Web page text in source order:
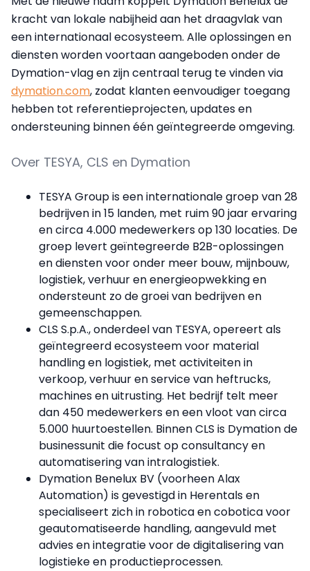
kracht van lokale nabijheid aan het draagvlak van
een internationaal ecosysteem. Alle oplossingen en
diensten worden voortaan aangeboden onder de
Dymation-vlag en zijn centraal terug te vinden via
dymation.com, zodat klanten eenvoudiger toegang
hebben tot referentieprojecten, updates en
ondersteuning binnen één geïntegreerde omgeving.
Over TESYA, CLS en Dymation
TESYA Group is een internationale groep van 28
bedrijven in 15 landen, met ruim 90 jaar ervaring
en circa 4.000 medewerkers op 130 locaties. De
groep levert geïntegreerde B2B-oplossingen
en diensten voor onder meer bouw, mijnbouw,
logistiek, verhuur en energieopwekking en
ondersteunt zo de groei van bedrijven en
gemeenschappen.
CLS S.p.A., onderdeel van TESYA, opereert als
geïntegreerd ecosysteem voor material
handling en logistiek, met activiteiten in
verkoop, verhuur en service van heftrucks,
machines en uitrusting. Het bedrijf telt meer
dan 450 medewerkers en een vloot van circa
5.000 huurtoestellen. Binnen CLS is Dymation de
businessunit die focust op consultancy en
automatisering van intralogistiek.
Dymation Benelux BV (voorheen Alax
Automation) is gevestigd in Herentals en
specialiseert zich in robotica en cobotica voor
geautomatiseerde handling, aangevuld met
advies en integratie voor de digitalisering van
logistieke en productieprocessen.